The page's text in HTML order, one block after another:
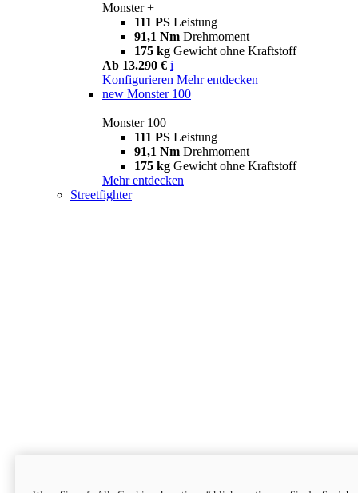
Monster +
111 PS Leistung
91,1 Nm Drehmoment
175 kg Gewicht ohne Kraftstoff
Ab 13.290 € i
Konfigurieren Mehr entdecken
new Monster 100
Monster 100
111 PS Leistung
91,1 Nm Drehmoment
175 kg Gewicht ohne Kraftstoff
Mehr entdecken
Streetfighter